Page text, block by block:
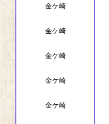
金ケ崎
金ケ崎
金ケ崎
金ケ崎
金ケ崎